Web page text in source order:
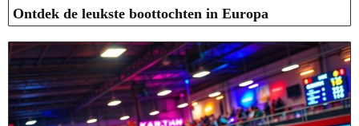
Ontdek de leukste boottochten in Europa